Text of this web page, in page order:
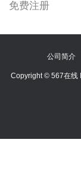
免费注册
公司简介
Copyright © 567在线